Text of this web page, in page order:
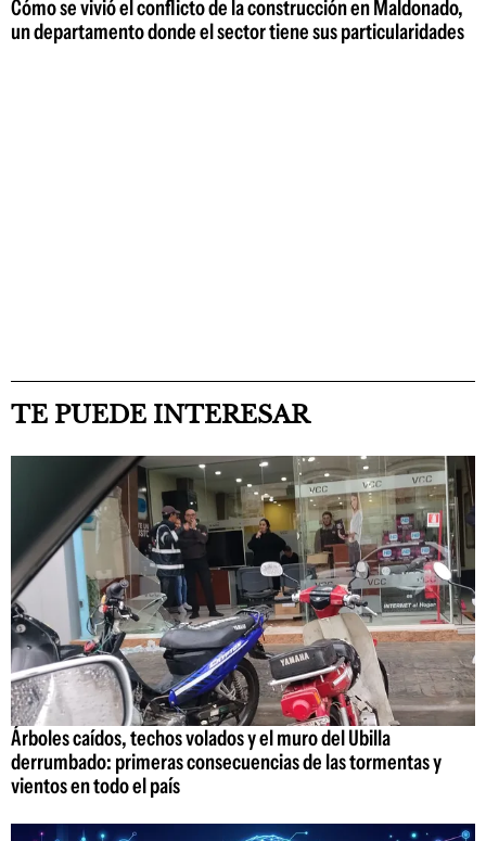
Cómo se vivió el conflicto de la construcción en Maldonado,
un departamento donde el sector tiene sus particularidades
TE PUEDE INTERESAR
Árboles caídos, techos volados y el muro del Ubilla
derrumbado: primeras consecuencias de las tormentas y
vientos en todo el país